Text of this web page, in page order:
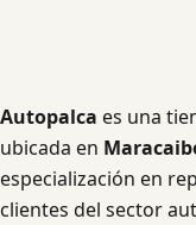
Autopalca es una
ubicada en
especialización en
clientes del sector